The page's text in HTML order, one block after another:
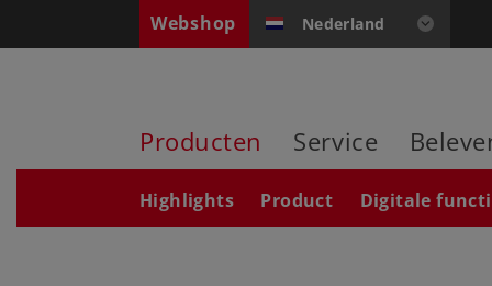
Webshop Nederland
Producten Service
Highlights Product Digitale